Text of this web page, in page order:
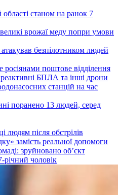
області станом на ранок 7
врожаї меду попри умови
безпілотником людей
росіянами поштове відділення
БПЛА та інші дрони
станцій на час
поранено 13 людей, серед
людям після обстрілів
замість реальної допомоги
зруйновано об’єкт
річний чоловік